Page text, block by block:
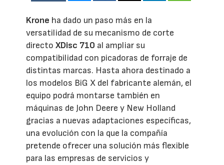
Krone ha dado un paso más en la
versatilidad de su mecanismo de corte
directoXDisc 710 al ampliar su
compatibilidad con picadoras de forraje de
distintas marcas. Hasta ahora destinado a
los modelos BiG X del fabricante alemán, el
equipo podrá montarse también en
máquinas de John Deere y New Holland
gracias a nuevas adaptaciones específicas,
una evolución con la que la compañía
pretende ofrecer una solución más flexible
para las empresas de servicios y